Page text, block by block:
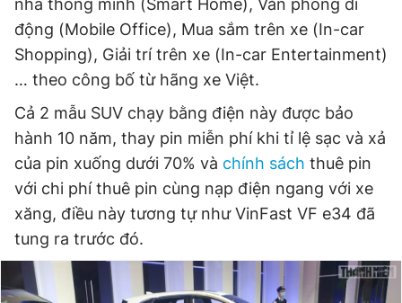
nhà thông minh (Smart Home), Văn phòng di
động (Mobile Office), Mua sắm trên xe (In-car
Shopping), Giải trí trên xe (In-car Entertainment)
… theo công bố từ hãng xe Việt.
Cả 2 mẫu SUV chạy bằng điện này được bảo
hành 10 năm, thay pin miễn phí khi tỉ lệ sạc và xả
của pin xuống dưới 70% và chính sách thuê pin
với chi phí thuê pin cùng nạp điện ngang với xe
xăng, điều này tương tự như VinFast VF e34 đã
tung ra trước đó.